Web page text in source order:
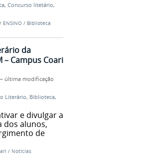
, Concurso litetário,
/ ENSINO / Biblioteca
da
– Campus Coari
última modificação
Literário, Biblioteca,
e divulgar a
dos alunos,
de
/ Notícias